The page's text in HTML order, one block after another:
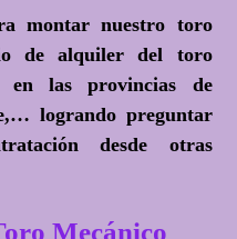
montar nuestro toro
de alquiler del toro
en las provincias de
logrando preguntar
desde otras
Mecánico